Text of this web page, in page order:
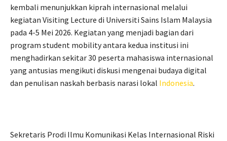
kembali menunjukkan kiprah internasional melalui
kegiatan Visiting Lecture di Universiti Sains Islam Malaysia
pada 4-5 Mei 2026. Kegiatan yang menjadi bagian dari
program student mobility antara kedua institusi ini
menghadirkan sekitar 30 peserta mahasiswa internasional
yang antusias mengikuti diskusi mengenai budaya digital
dan penulisan naskah berbasis narasi lokal Indonesia.
Sekretaris Prodi Ilmu Komunikasi Kelas Internasional Riski